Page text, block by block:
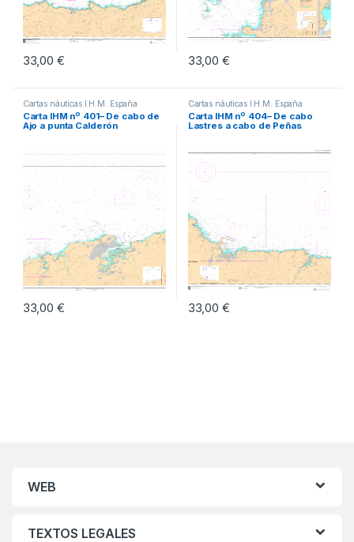
33,00 € 33,00 €
Cartas náuticas I.H.M. España
Carta IHM nº 401– De cabo de
Ajo a punta Calderón
33,00 €
Cartas náuticas I.H.M. España
Carta IHM nº 404– De cabo
Lastres a cabo de Peñas
33,00 €
WEB
TEXTOS LEGALES